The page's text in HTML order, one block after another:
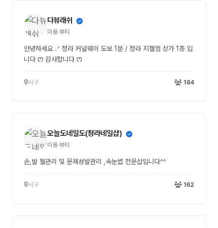
다뷰래쉬
미용·뷰티
안녕하세요 .ᐟ 청라 커널웨이 도보 1분 / 청라 지젤엠 상가 1층 입
니다 ꯁ 감사합니다 ꯁ
서구 184
오늘도네일도(청라네일샵)
미용·뷰티
손,발 젤관리 및 문제성발관리 ,속눈썹 전문샵입니다^^
서구 162